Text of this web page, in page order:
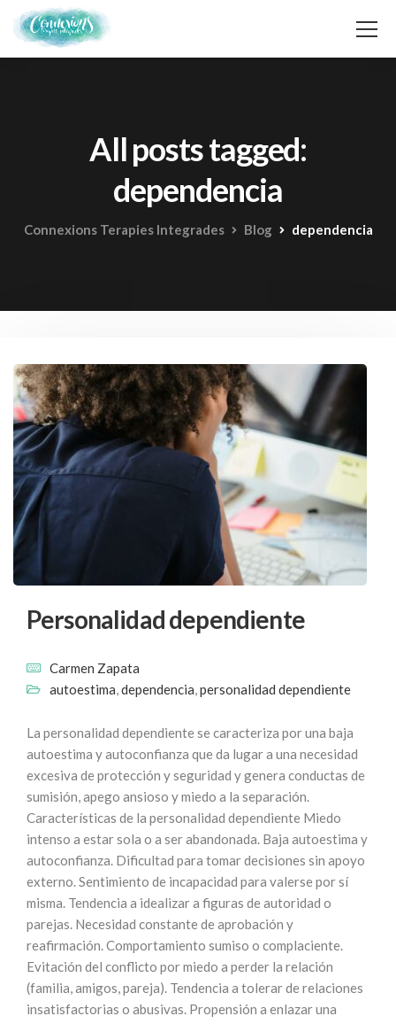
All posts tagged:
dependencia
Connexions Terapies Integrades Blog dependencia
Personalidad dependiente
Carmen Zapata
autoestima,dependencia,personalidad dependiente
La personalidad dependiente se caracteriza por una baja
autoestima y autoconfianza que da lugar a una necesidad
excesiva de protección y seguridad y genera conductas de
sumisión, apego ansioso y miedo a la separación.
Características de la personalidad dependiente Miedo
intenso a estar sola o a ser abandonada. Baja autoestima y
autoconfianza. Dificultad para tomar decisiones sin apoyo
externo. Sentimiento de incapacidad para valerse por sí
misma. Tendencia a idealizar a figuras de autoridad o
parejas. Necesidad constante de aprobación y
reafirmación. Comportamiento sumiso o complaciente.
Evitación del conflicto por miedo a perder la relación
(familia, amigos, pareja). Tendencia a tolerar de relaciones
insatisfactorias o abusivas. Propensión a enlazar una